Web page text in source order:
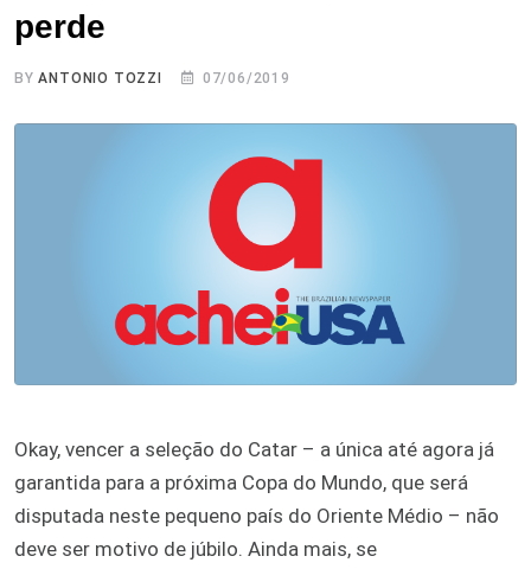
perde
BYANTONIO TOZZI 07/06/2019
Okay, vencer a seleção do Catar – a única até agora já
garantida para a próxima Copa do Mundo, que será
disputada neste pequeno país do Oriente Médio – não
deve ser motivo de júbilo. Ainda mais, se